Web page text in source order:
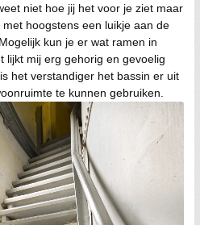
niet hoe jij het voor je ziet maar
hoogstens een luikje aan de
kun je er wat ramen in
lijkt mij erg gehorig en gevoelig
het verstandiger het bassin er uit
te kunnen gebruiken.